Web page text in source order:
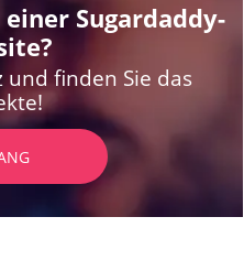
Sugardaddy-
und finden Sie das